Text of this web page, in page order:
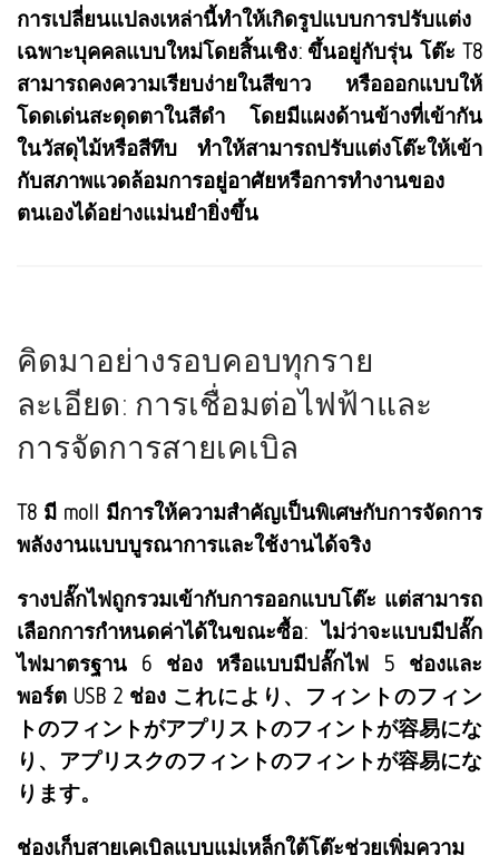
การเปลี่ยนแปลงเหล่านี้ทำให้เกิดรูปแบบการปรับแต่ง
เฉพาะบุคคลแบบใหม่โดยสิ้นเชิง: ขึ้นอยู่กับรุ่น โต๊ะ T8
สามารถคงความเรียบง่ายในสีขาว หรือออกแบบให้
โดดเด่นสะดุดตาในสีดำ โดยมีแผงด้านข้างที่เข้ากัน
ในวัสดุไม้หรือสีทึบ ทำให้สามารถปรับแต่งโต๊ะให้เข้า
กับสภาพแวดล้อมการอยู่อาศัยหรือการทำงานของ
ตนเองได้อย่างแม่นยำยิ่งขึ้น
คิดมาอย่างรอบคอบทุกราย
ละเอียด: การเชื่อมต่อไฟฟ้าและ
การจัดการสายเคเบิล
T8 มี moll มีการให้ความสำคัญเป็นพิเศษกับการจัดการ
พลังงานแบบบูรณาการและใช้งานได้จริง
รางปลั๊กไฟถูกรวมเข้ากับการออกแบบโต๊ะ แต่สามารถ
เลือกการกำหนดค่าได้ในขณะซื้อ: ไม่ว่าจะแบบมีปลั๊ก
ไฟมาตรฐาน 6 ช่อง หรือแบบมีปลั๊กไฟ 5 ช่องและ
พอร์ต USB 2 ช่อง これにより、フィントのフィン
トのフィントがアプリストのフィントが容易にな
り、アプリスクのフィントのフィントが容易にな
ります。
ช่องเก็บสายเคเบิลแบบแม่เหล็กใต้โต๊ะช่วยเพิ่มความ